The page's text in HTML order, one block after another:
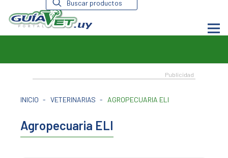
de
productos
INICIO - VETERINARIAS - AGROPECUARIA ELI
Agropecuaria ELI